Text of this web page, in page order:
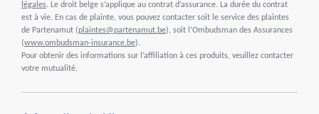
légales. Le droit belge s’applique au contrat d’assurance. La durée du contrat
est à vie. En cas de plainte, vous pouvez contacter soit le service des plaintes
de Partenamut (plaintes@partenamut.be), soit l’Ombudsman des Assurances
(www.ombudsman-insurance.be).
Pour obtenir des informations sur l’affiliation à ces produits, veuillez contacter
votre mutualité.